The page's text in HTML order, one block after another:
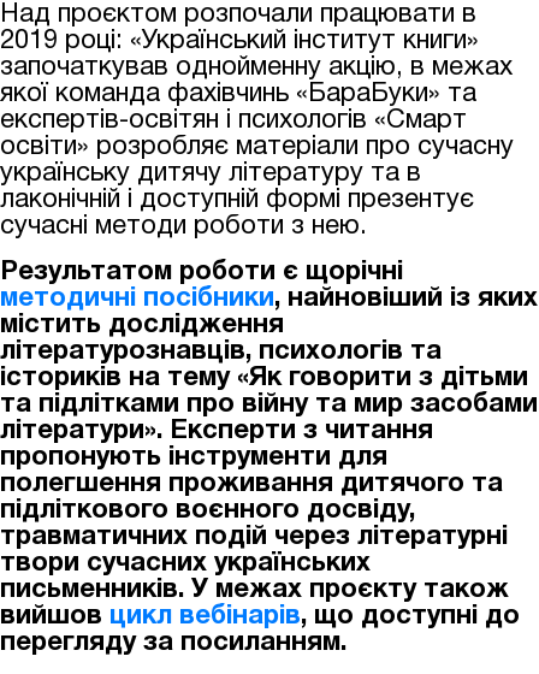
Над проєктом розпочали працювати в
2019 році: «Український інститут книги»
започаткував однойменну акцію, в межах
якої команда фахівчинь «БараБуки» та
експертів-освітян і психологів «Смарт
освіти» розробляє матеріали про сучасну
українську дитячу літературу та в
лаконічній і доступній формі презентує
сучасні методи роботи з нею.
Результатом роботи є щорічні
методичні посібники, найновіший із яких
містить дослідження
літературознавців, психологів та
істориків на тему «Як говорити з дітьми
та підлітками про війну та мир засобами
літератури». Експерти з читання
пропонують інструменти для
полегшення проживання дитячого та
підліткового воєнного досвіду,
травматичних подій через літературні
твори сучасних українських
письменників. У межах проєкту також
вийшов цикл вебінарів, що доступні до
перегляду за посиланням.